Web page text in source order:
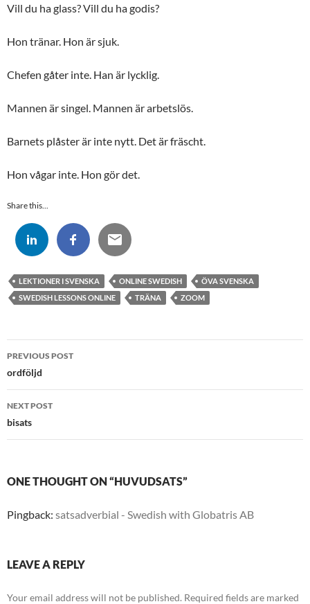
Vill du ha glass? Vill du ha godis?
Hon tränar. Hon är sjuk.
Chefen gåter inte. Han är lycklig.
Mannen är singel. Mannen är arbetslös.
Barnets plåster är inte nytt. Det är fräscht.
Hon vågar inte. Hon gör det.
Share this...
LEKTIONER I SVENSKA ONLINE SWEDISH
ÖVA SVENSKA
SWEDISH LESSONS ONLINE
TRÄNA ZOOM
Post
navigation
PREVIOUS POST
ordföljd
NEXT POST
bisats
ONE THOUGHT ON “HUVUDSATS”
Pingback: satsadverbial - Swedish with Globatris AB
LEAVE A REPLY
Your email address will not be published. Required fields are marked